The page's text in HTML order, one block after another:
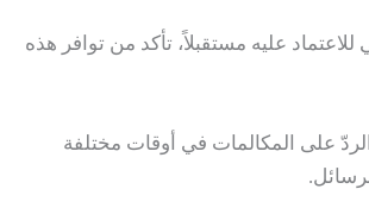
عليه مستقبلاً، تأكد من توافر هذه
الردّ على المكالمات في أوقات مختلفة